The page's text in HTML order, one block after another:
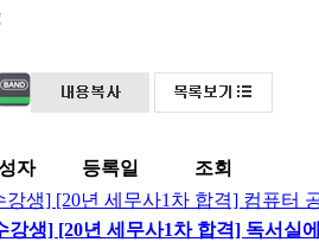
자 등록일
조회
강생] [20년 세무사1차 합격] 컴퓨터
강생] [20년 세무사1차 합격] 독서실